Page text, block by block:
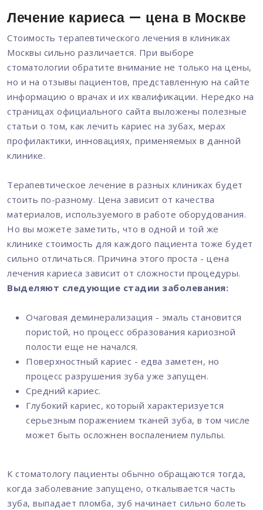
Лечение кариеса — цена в Москве
Стоимость терапевтического лечения в клиниках
Москвы сильно различается. При выборе
стоматологии обратите внимание не только на цены,
но и на отзывы пациентов, представленную на сайте
информацию о врачах и их квалификации. Нередко на
страницах официального сайта выложены полезные
статьи о том, как лечить кариес на зубах, мерах
профилактики, инновациях, применяемых в данной
клинике.
Терапевтическое лечение в разных клиниках будет
стоить по-разному. Цена зависит от качества
материалов, используемого в работе оборудования.
Но вы можете заметить, что в одной и той же
клинике стоимость для каждого пациента тоже будет
сильно отличаться. Причина этого проста - цена
лечения кариеса зависит от сложности процедуры.
Выделяют следующие стадии заболевания:
Очаговая деминерализация - эмаль становится
пористой, но процесс образования кариозной
полости еще не начался.
Поверхностный кариес - едва заметен, но
процесс разрушения зуба уже запущен.
Средний кариес.
Глубокий кариес, который характеризуется
серьезным поражением тканей зуба, в том числе
может быть осложнен воспалением пульпы.
К стоматологу пациенты обычно обращаются тогда,
когда заболевание запущено, откалывается часть
зуба, выпадает пломба, зуб начинает сильно болеть